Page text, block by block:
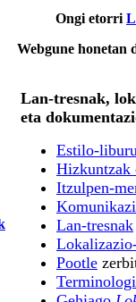
Ongi etorri
Webgune honetan
Lan-tresnak,
eta
Estilo-
Hizkuntzak
Itzulpen-
Lan-tresnak
Pootle